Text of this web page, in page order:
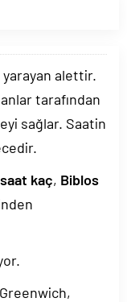
yarayan alettir.
tarafından
sağlar. Saatin
kaç, Biblos